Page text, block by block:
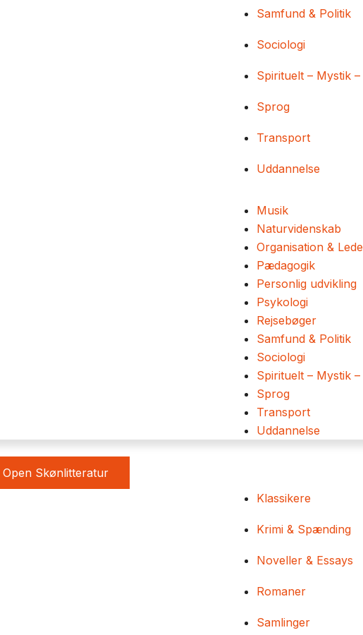
Samfund & Politik
Sociologi
Spirituelt – Mystik
Sprog
Transport
Uddannelse
Musik
Naturvidenskab
Organisation &
Pædagogik
Personlig udvikling
Psykologi
Rejsebøger
Samfund & Politik
Sociologi
Spirituelt – Mystik
Sprog
Transport
Uddannelse
Open Skønlitteratur
Klassikere
Krimi & Spænding
Noveller & Essays
Romaner
Samlinger